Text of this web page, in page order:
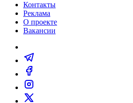
Контакты
Реклама
О проекте
Вакансии